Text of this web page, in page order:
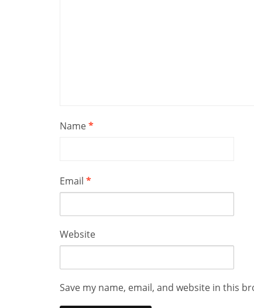
Name*
Email *
Website
Save my name, email, and website in this